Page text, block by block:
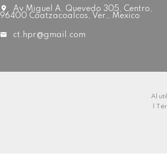
Av Miguel A. Quevedo 305, Centro,
96400 Coatzacoalcos, Ver., Mexico
ct.hpr@gmail.com
Al